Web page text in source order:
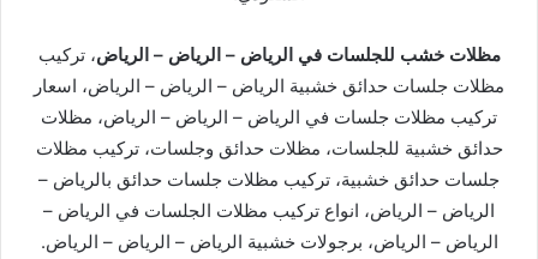
مظلات خشب للجلسات في الرياض – الرياض – الرياض، تركيب
مظلات جلسات حدائق خشبية الرياض – الرياض – الرياض، اسعار
تركيب مظلات جلسات في الرياض – الرياض – الرياض، مظلات
حدائق خشبية للجلسات، مظلات حدائق وجلسات، تركيب مظلات
جلسات حدائق خشبية، تركيب مظلات جلسات حدائق بالرياض –
الرياض – الرياض، انواع تركيب مظلات الجلسات في الرياض –
الرياض – الرياض، برجولات خشبية الرياض – الرياض – الرياض.